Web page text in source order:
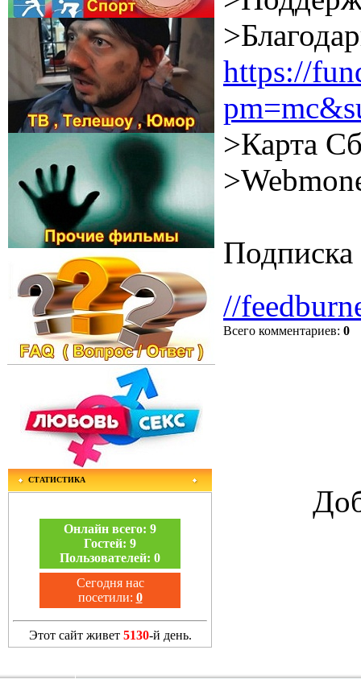
СТАТИСТИКА
Онлайн всего: 9
Гостей: 9
Пользователей: 0
Сегодня нас
посетили: 0
Этот сайт живет 5130-й день.
https://
>Карта
Подписка
//
Всего комментариев: 0